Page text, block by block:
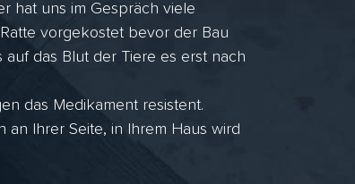
hat uns im Gespräch viele
vorgekostet bevor der Bau
das Blut der Tiere es erst nach
das Medikament resistent.
Ihrer Seite, in Ihrem Haus wird